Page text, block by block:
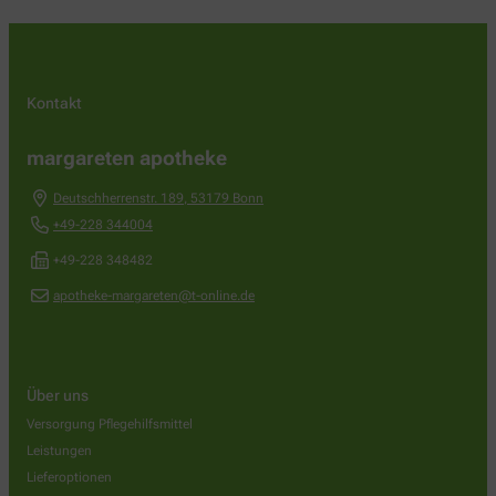
Kontakt
margareten apotheke
Deutschherrenstr. 189, 53179 Bonn
+49-228 344004
+49-228 348482
apotheke-margareten@t-online.de
Über uns
Versorgung Pflegehilfsmittel
Leistungen
Lieferoptionen